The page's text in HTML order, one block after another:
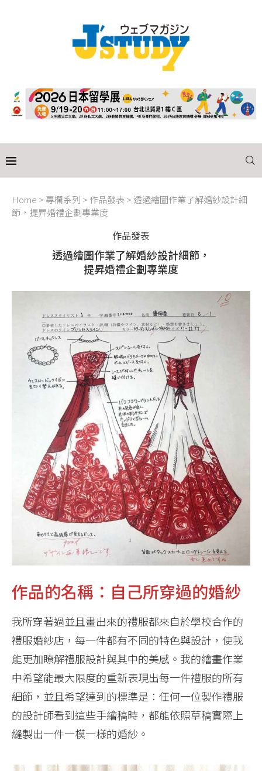
Home > 專欄系列 > 作品發表 >透過繪圖作業了解婚紗設計細
節，提昇婚禮企劃專業度
作品發表
透過繪圖作業了解婚紗設計細節，
提昇婚禮企劃專業度
作品的名稱：自己所穿過的婚紗
我所穿著過並且畫出來的禮服都來自於學校合作的
禮服婚紗店，每一件都有不同的特色與設計，使我
能更加瞭解禮服設計與其中的美感。我的繪畫作業
中希望能最大限度的重新表現出每一件禮服的所有
細節，並且希望達到的標準是：任何一位製作禮服
的設計師看到這些手繪稿時，都能依照草稿實際上
縫製出一件一模一樣的婚紗。